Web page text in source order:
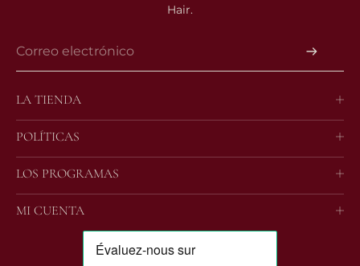
Hair.
LA TIENDA
el suave
el ondulado
el rizado
POLÍTICAS
Condiciones Generales de Venta
Avisos Legales
Política de devoluciones
LOS PROGRAMAS
Programme Ambassadeur
Foire à question
MI CUENTA